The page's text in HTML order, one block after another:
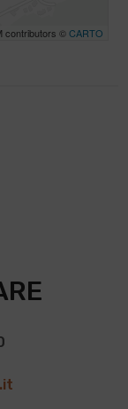
contributors ©CARTO